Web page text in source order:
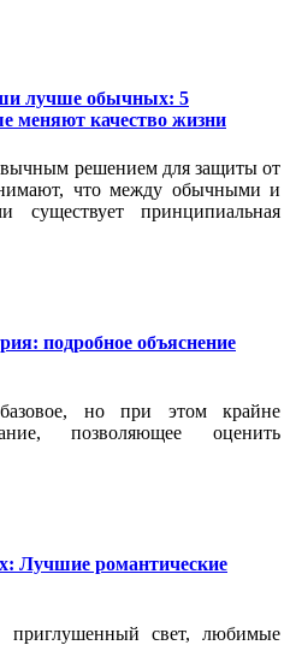
лучше обычных: 5
меняют качество жизни
решением для защиты от
что между обычными и
существует принципиальная
подробное объяснение
но при этом крайне
позволяющее оценить
Лучшие романтические
свет, любимые